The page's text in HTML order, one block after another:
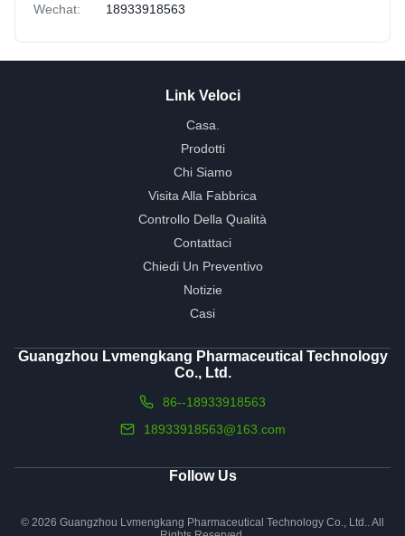
Wechat: 18933918563
Link Veloci
Casa.
Prodotti
Chi Siamo
Visita Alla Fabbrica
Controllo Della Qualità
Contattaci
Chiedi Un Preventivo
Notizie
Casi
Guangzhou Lvmengkang Pharmaceutical Technology
Co., Ltd.
86--18933918563
18933918563@163.com
Follow Us
© 2026 Guangzhou Lvmengkang Pharmaceutical Technology Co., Ltd.. All